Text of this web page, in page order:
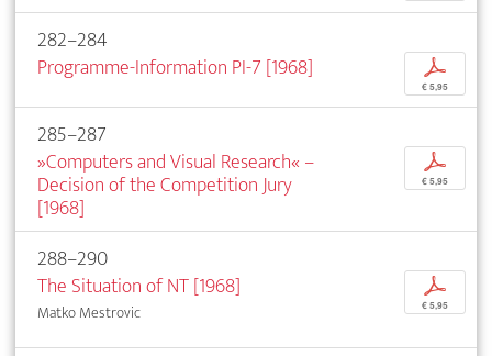
282–284
Programme-Information PI-7 [1968]
p
€ 5,95
285–287
»Computers and Visual Research« –
Decision of the Competition Jury
[1968]
p
€ 5,95
288–290
The Situation of NT [1968]
Matko Mestrovic
p
€ 5,95